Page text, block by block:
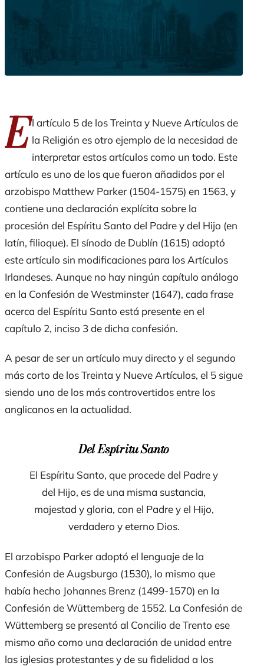
E l artículo 5 de losTreinta y Nueve Artículos de
la Religión es otro ejemplo de la necesidad de
interpretar estos artículos como un todo. Este
artículo es uno de los que fueron añadidos por el
arzobispo Matthew Parker (1504-1575) en 1563, y
contiene una declaración explícita sobre la
procesión del Espíritu Santo del Padre y del Hijo (en
latín, filioque). El sínodo de Dublín (1615) adoptó
este artículo sin modificaciones para los Artículos
Irlandeses. Aunque no hay ningún capítulo análogo
en la Confesión de Westminster (1647), cada frase
acerca del Espíritu Santo está presente en el
capítulo 2, inciso 3 de dicha confesión.
A pesar de ser un artículo muy directo y el segundo
más corto de losTreinta y Nueve Artículos, el 5 sigue
siendo uno de los más controvertidos entre los
anglicanos en la actualidad.
Del Espíritu Santo
El Espíritu Santo, que procede del Padre y
del Hijo, es de una misma sustancia,
majestad y gloria, con el Padre y el Hijo,
verdadero y eterno Dios.
El arzobispo Parker adoptó el lenguaje de la
Confesión de Augsburgo (1530), lo mismo que
había hecho Johannes Brenz (1499-1570) en la
Confesión de Wüttemberg de 1552. La Confesión de
Wüttemberg se presentó al Concilio de Trento ese
mismo año como una declaración de unidad entre
las iglesias protestantes y de su fidelidad a los